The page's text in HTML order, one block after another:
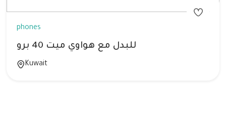
phones
للبدل مع هواوي ميت 40 برو
Kuwait